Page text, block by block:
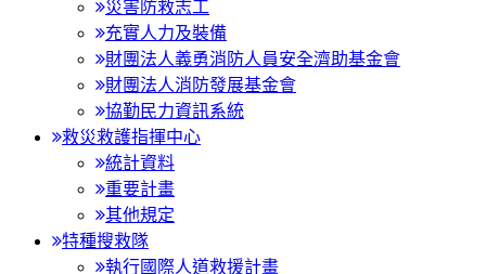
災害防救志工
充實人力及裝備
財團法人義勇消防人員安全濟助基金會
財團法人消防發展基金會
協勤民力資訊系統
救災救護指揮中心
統計資料
重要計畫
其他規定
特種搜救隊
執行國際人道救援計畫